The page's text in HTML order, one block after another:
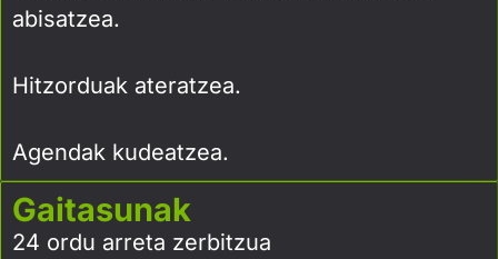
abisatzea.
Hitzorduak ateratzea.
Agendak kudeatzea.
Gaitasunak
24 ordu arreta zerbitzua